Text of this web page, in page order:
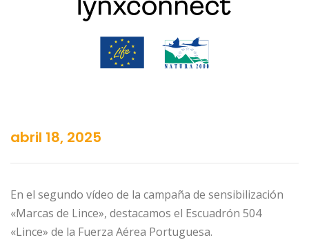
abril 18, 2025
En el segundo vídeo de la campaña de sensibilización
«Marcas de Lince», destacamos el Escuadrón 504
«Lince» de la Fuerza Aérea Portuguesa.